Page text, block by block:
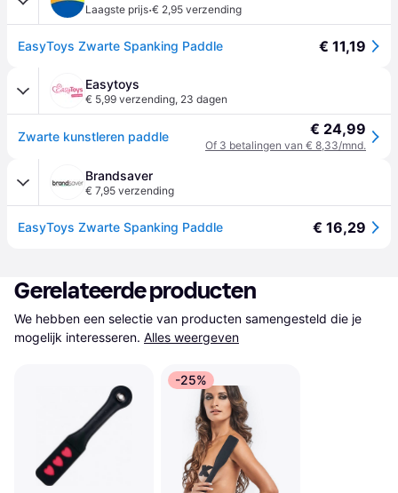
Laagste prijs·€ 2,95 verzending
EasyToys Zwarte Spanking Paddle € 11,19
Easytoys
€ 5,99 verzending, 23 dagen
Zwarte kunstleren paddle € 24,99
Of 3 betalingen van € 8,33/mnd.
Brandsaver
€ 7,95 verzending
EasyToys Zwarte Spanking Paddle € 16,29
Gerelateerde producten
We hebben een selectie van producten samengesteld die je
mogelijk interesseren. Alles weergeven
-25%